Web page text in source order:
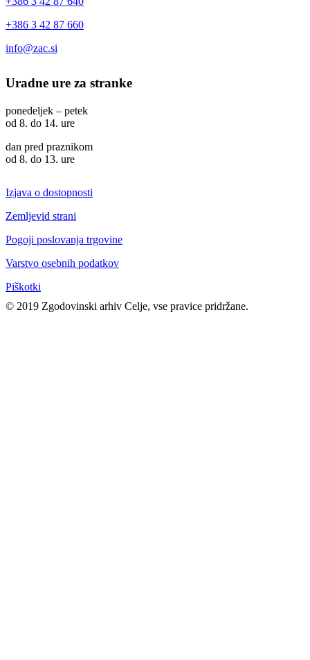
+386 3 42 87 660
info@zac.si
Uradne ure za stranke
ponedeljek – petek
od 8. do 14. ure
dan pred praznikom
od 8. do 13. ure
Izjava o dostopnosti
Zemljevid strani
Pogoji poslovanja trgovine
Varstvo osebnih podatkov
Piškotki
© 2019 Zgodovinski arhiv Celje, vse pravice pridržane.